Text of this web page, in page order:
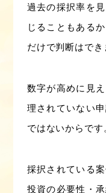
過去の採択率を
じることもある
だけで判断はでき
数字が高めに見
理されていない
ではないからです
採択されている
投資の必要性・